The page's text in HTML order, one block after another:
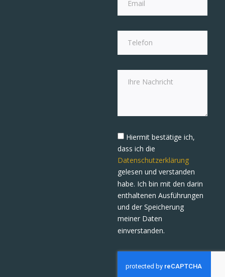
Hiermit bestätige ich,
dass ich die
Datenschutzerklärung
gelesen und verstanden
habe. Ich bin mit den darin
enthaltenen Ausführungen
und der Speicherung
meiner Daten
einverstanden.